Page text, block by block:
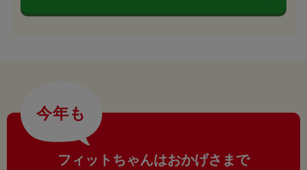
今年も
フィットちゃんはおかげさまで